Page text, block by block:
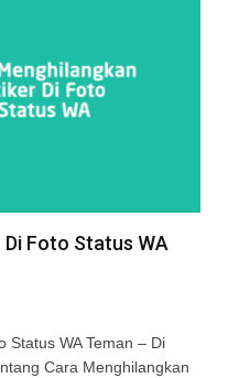
Foto Status WA
Status WA Teman – Di
Cara Menghilangkan